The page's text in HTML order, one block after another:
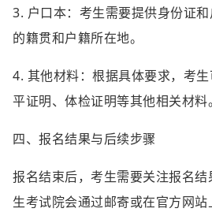
3. 户口本：考生需要提供身份证
的籍贯和户籍所在地。
4. 其他材料：根据具体要求，考
平证明、体检证明等其他相关材料。
四、报名结果与后续步骤
报名结束后，考生需要关注报名
生考试院会通过邮寄或在官方网